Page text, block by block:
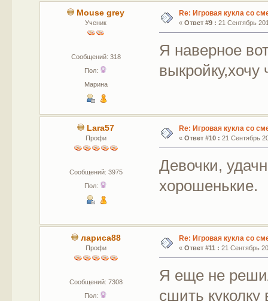
Mouse grey
Ученик
Сообщений: 318
Пол:
Марина
Re: Игровая кукла со
« Ответ #9 : 21 Сентябрь
Я наверное
Lara57
Профи
Сообщений: 3975
Пол:
Re: Игровая кукла со
« Ответ #10 : 21 Сентябрь
Девочки,
хорошенькие.
лариса88
Профи
Сообщений: 7308
Пол:
Re: Игровая кукла со
« Ответ #11 : 21 Сентябрь
Я еще не
сшить куколку